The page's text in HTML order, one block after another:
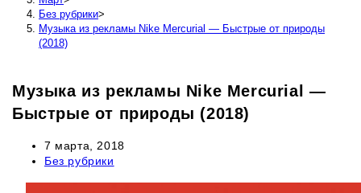
Без рубрики>
Музыка из рекламы Nike Mercurial — Быстрые от природы
(2018)
Музыка из рекламы Nike Mercurial —
Быстрые от природы (2018)
Запись
опубликована:
7 марта, 2018
Рубрика
Без рубрики